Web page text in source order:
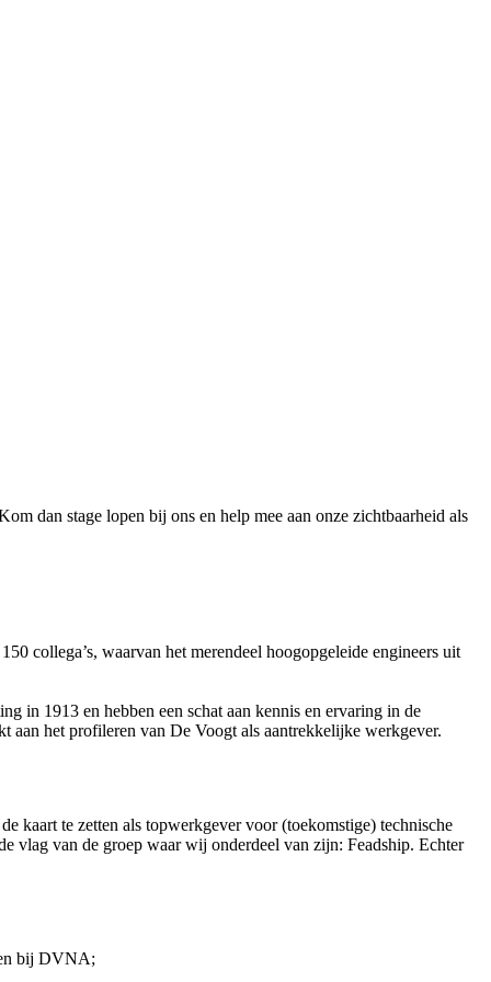
dan stage lopen bij ons en help mee aan onze zichtbaarheid als
collega’s, waarvan het merendeel hoogopgeleide engineers uit
in 1913 en hebben een schat aan kennis en ervaring in de
aan het profileren van De Voogt als aantrekkelijke werkgever.
kaart te zetten als topwerkgever voor (toekomstige) technische
vlag van de groep waar wij onderdeel van zijn: Feadship. Echter
bij DVNA;